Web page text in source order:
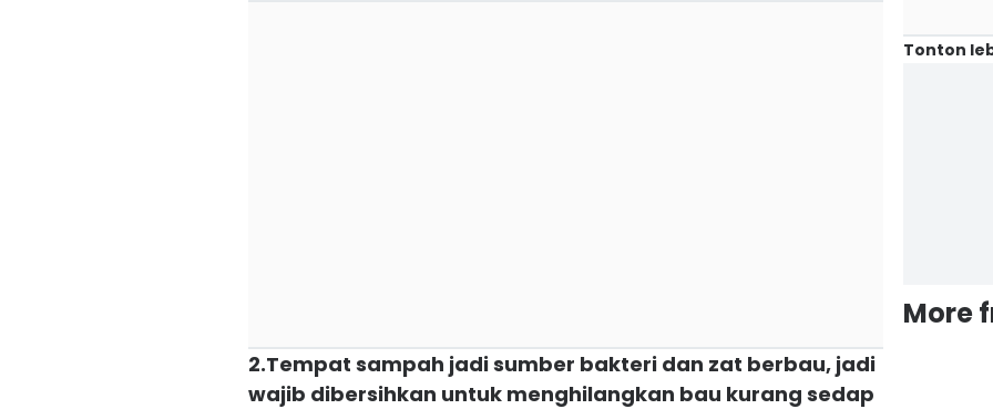
2.Tempat sampah jadi sumber bakteri dan zat berbau, jadi
wajib dibersihkan untuk menghilangkan bau kurang sedap
Tonton
More